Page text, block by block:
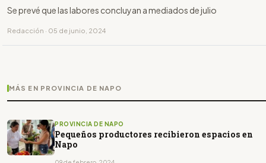
Se prevé que las labores concluyan a mediados de julio
Redacción · 05 de junio, 2024
MÁS EN PROVINCIA DE NAPO
PROVINCIA DE NAPO
Pequeños productores recibieron espacios en
Napo